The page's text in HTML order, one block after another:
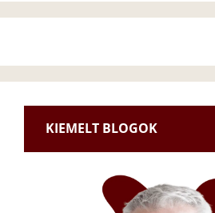
KIEMELT BLOGOK